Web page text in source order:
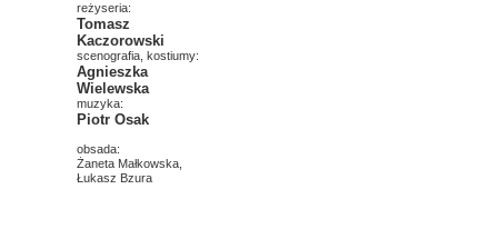
reżyseria:
Tomasz
Kaczorowski
scenografia, kostiumy:
Agnieszka
Wielewska
muzyka:
Piotr Osak
obsada:
Żaneta Małkowska,
Łukasz Bzura